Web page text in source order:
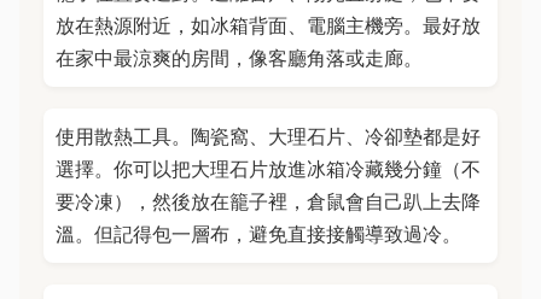
放在熱源附近，如冰箱背面、電腦主機旁。最好放
在家中最涼爽的房間，像客廳角落或走廊。
使用散熱工具。陶瓷窩、大理石片、冷卻墊都是好
選擇。你可以把大理石片放進冰箱冷藏幾分鐘（不
要冷凍），然後放在籠子裡，倉鼠會自己趴上去降
溫。但記得包一層布，避免直接接觸導致過冷。